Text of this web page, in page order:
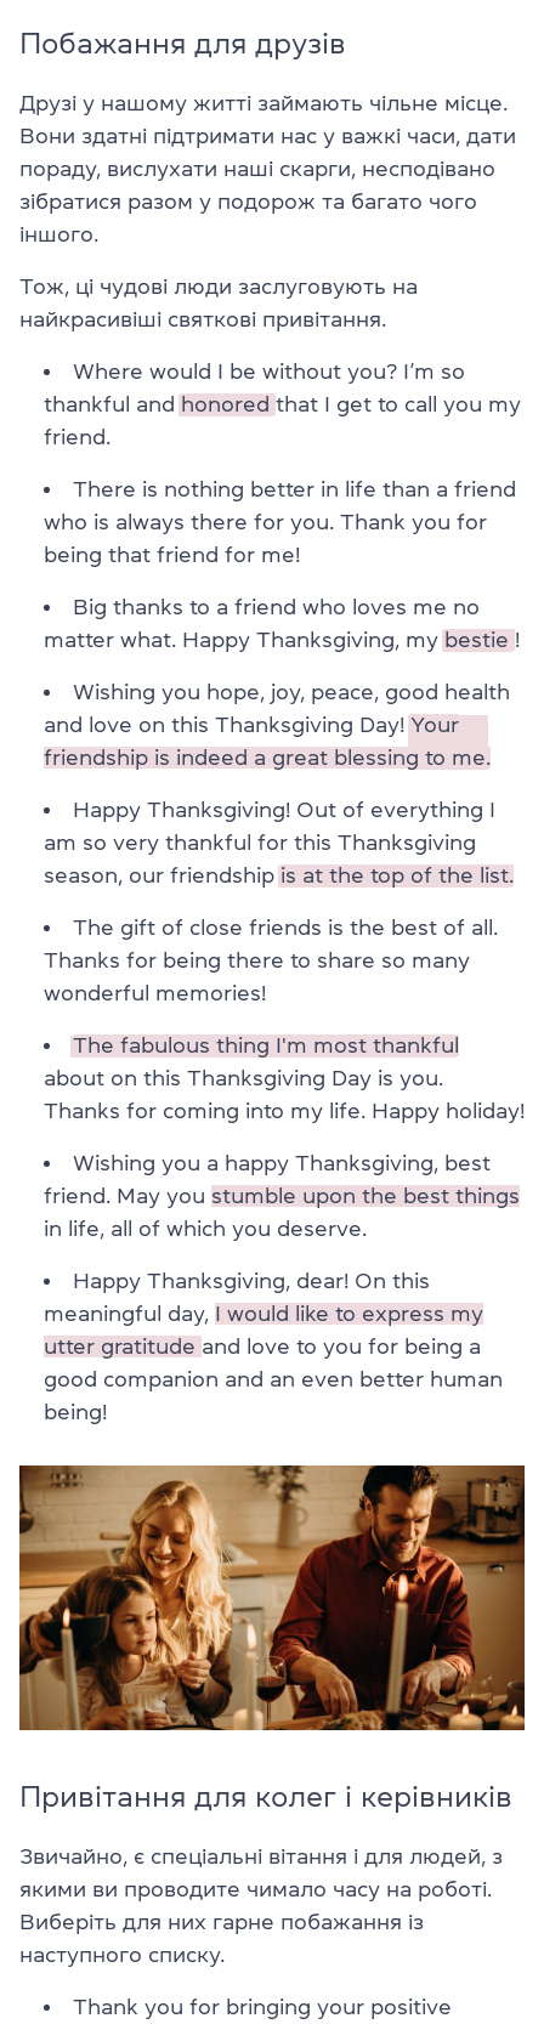
Побажання для друзів
Друзі у нашому житті займають чільне місце.
Вони здатні підтримати нас у важкі часи, дати
пораду, вислухати наші скарги, несподівано
зібратися разом у подорож та багато чого
іншого.
Тож, ці чудові люди заслуговують на
найкрасивіші святкові привітання.
Where would I be without you? I’m so
thankful and honored that I get to call you my
friend.
There is nothing better in life than a friend
who is always there for you. Thank you for
being that friend for me!
Big thanks to a friend who loves me no
matter what. Happy Thanksgiving, my bestie !
Wishing you hope, joy, peace, good health
and love on this Thanksgiving Day! Your
friendship is indeed a great blessing to me.
Happy Thanksgiving! Out of everything I
am so very thankful for this Thanksgiving
season, our friendship is at the top of the list.
The gift of close friends is the best of all.
Thanks for being there to share so many
wonderful memories!
The fabulous thing I'm most thankful
about on this Thanksgiving Day is you.
Thanks for coming into my life. Happy holiday!
Wishing you a happy Thanksgiving, best
friend. May you stumble upon the best things
in life, all of which you deserve.
Happy Thanksgiving, dear! On this
meaningful day, I would like to express my
utter gratitude and love to you for being a
good companion and an even better human
being!
Привітання для колег і керівників
Звичайно, є спеціальні вітання і для людей, з
якими ви проводите чимало часу на роботі.
Виберіть для них гарне побажання із
наступного списку.
Thank you for bringing your positive